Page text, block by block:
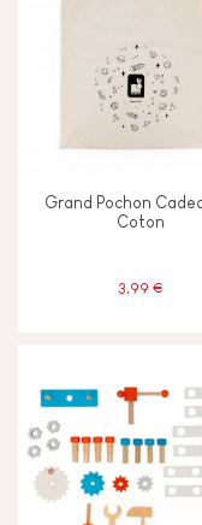
TYPES
Echanger
Marcher
Grand Pochon
Coton
3,99 €